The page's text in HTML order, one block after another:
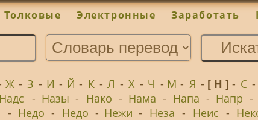
Толковые Электронные Заработать
Ж - З - И - Й - К - Л - Х - Ч - М - Я - [ Н ] - С -
Надс - Назы - Нако - Нама - Напа - Напр -
- Недо - Недо - Нежи - Неза - Неис -